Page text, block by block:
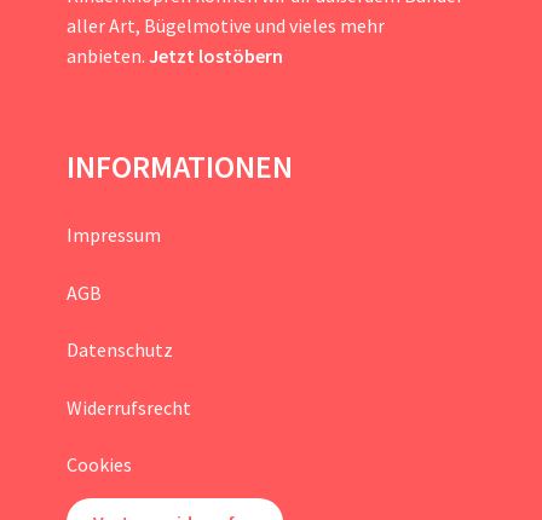
aller Art, Bügelmotive und vieles mehr
anbieten. Jetzt lostöbern
INFORMATIONEN
Impressum
AGB
Datenschutz
Widerrufsrecht
Cookies